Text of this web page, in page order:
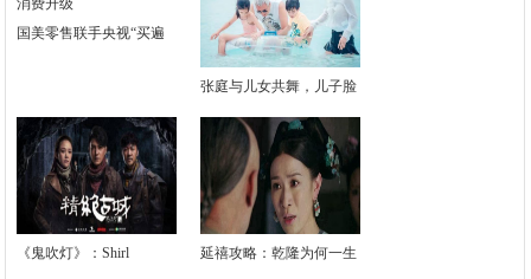
国美零售联手央视“买遍
张庭与儿女共舞，儿子脸
《鬼吹灯》：Shirl 延禧攻略：乾隆为何一生